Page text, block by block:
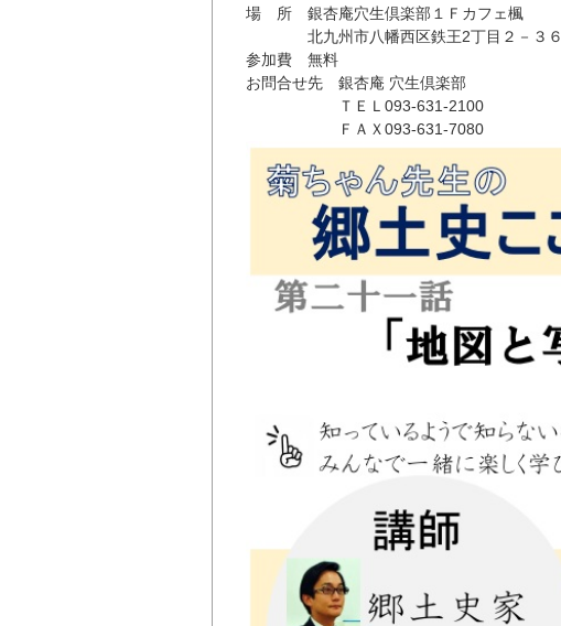
場 所 銀杏庵穴生倶楽部１Ｆカフェ楓
北九州市八幡西区鉄王2丁目２－３６
参加費 無料
お問合せ先 銀杏庵 穴生倶楽部
ＴＥＬ093-631-2100
ＦＡＸ093-631-7080